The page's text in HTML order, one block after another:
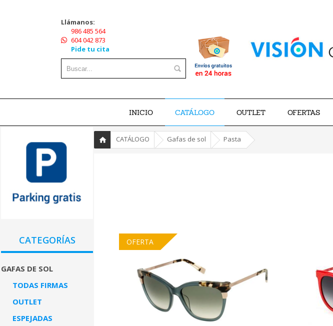
Llámanos:
986 485 564
604 042 873
Pide tu cita
INICIO CATÁLOGO OUTLET OFERTAS
CATEGORÍAS
GAFAS DE SOL
TODAS FIRMAS
OUTLET
ESPEJADAS
»CATÁLOGO Gafas de sol Pasta
OFERTA